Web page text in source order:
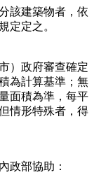
該建築物者，依
定定之。
）政府審查確定
為計算基準；無
面積為準，每平
情形特殊者，得
政部協助：